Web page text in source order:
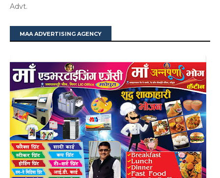
Advt.
MAA ADVERTISING AGENCY